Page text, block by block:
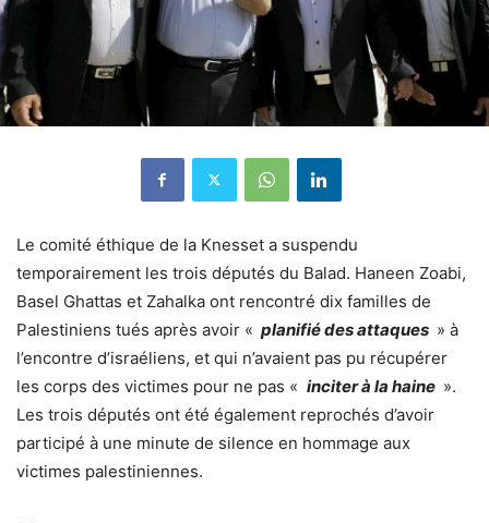
Le comité éthique de la Knesset a suspendu
temporairement les trois députés du Balad. Haneen Zoabi,
Basel Ghattas et Zahalka ont rencontré dix familles de
Palestiniens tués après avoir « planifié des attaques » à
l’encontre d’israéliens, et qui n’avaient pas pu récupérer
les corps des victimes pour ne pas « inciter à la haine ».
Les trois députés ont été également reprochés d’avoir
participé à une minute de silence en hommage aux
victimes palestiniennes.